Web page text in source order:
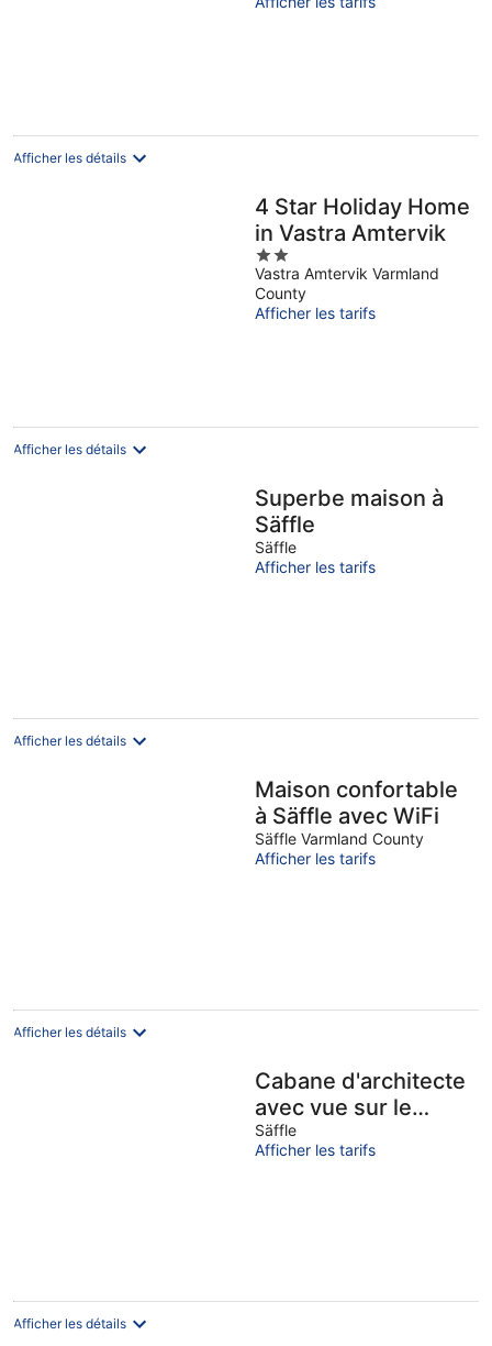
of
Afficher les détails
4 Star Holiday Home
in Vastra Amtervik
2
out
of
5
Vastra Amtervik Varmland
County
Afficher les tarifs
Afficher les détails
Superbe maison à
Säffle
Säffle
Afficher les tarifs
Afficher les détails
Maison confortable
à Säffle avec WiFi
Säffle Varmland County
Afficher les tarifs
Afficher les détails
Cabane d'architecte
avec vue sur le
Harefjord
Säffle
Afficher les tarifs
Afficher les détails